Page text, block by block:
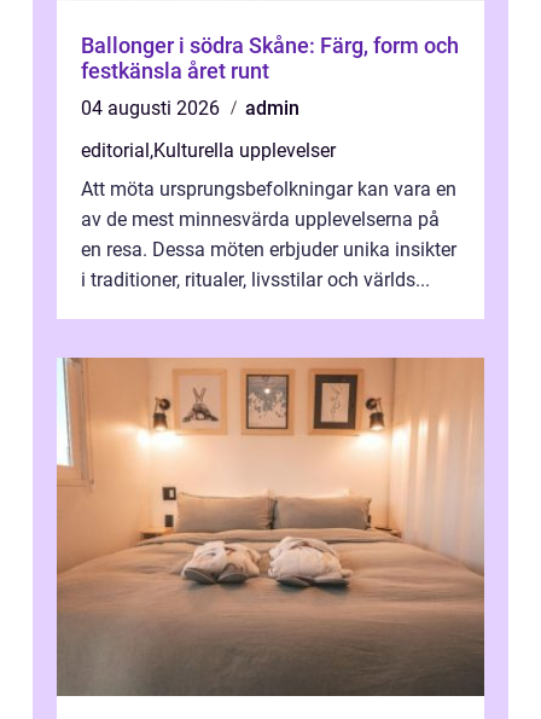
Ballonger i södra Skåne: Färg, form och
festkänsla året runt
04 augusti 2026
admin
editorial,Kulturella upplevelser
Att möta ursprungsbefolkningar kan vara en
av de mest minnesvärda upplevelserna på
en resa. Dessa möten erbjuder unika insikter
i traditioner, ritualer, livsstilar och världs...